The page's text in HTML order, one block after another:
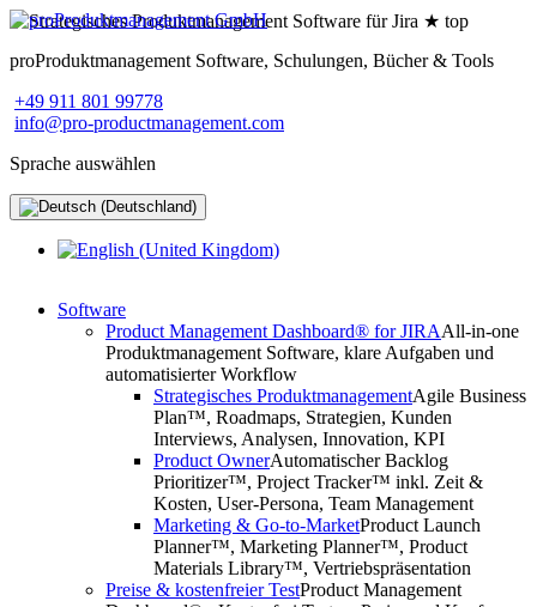
proProduktmanagement Software, Schulungen, Bücher & Tools
+49 911 801 99778
info@pro-productmanagement.com
Sprache auswählen
Software
Product Management Dashboard® for JIRAAll-in-one
Produktmanagement Software, klare Aufgaben und
automatisierter Workflow
Strategisches ProduktmanagementAgile Business
Plan™, Roadmaps, Strategien, Kunden
Interviews, Analysen, Innovation, KPI
Product OwnerAutomatischer Backlog
Prioritizer™, Project Tracker™ inkl. Zeit &
Kosten, User-Persona, Team Management
Marketing & Go-to-MarketProduct Launch
Planner™, Marketing Planner™, Product
Materials Library™, Vertriebspräsentation
Preise & kostenfreier TestProduct Management